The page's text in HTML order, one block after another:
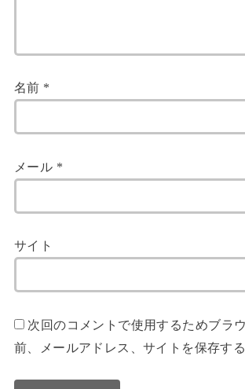
名前 *
メール *
サイト
次回のコメントで使用するためブラ
前、メールアドレス、サイトを保存する